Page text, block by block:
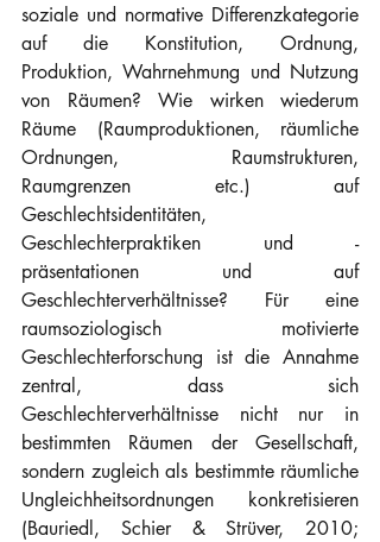
soziale und normative Differenzkategorie
auf die Konstitution, Ordnung,
Produktion, Wahrnehmung und Nutzung
von Räumen? Wie wirken wiederum
Räume (Raumproduktionen, räumliche
Ordnungen, Raumstrukturen,
Raumgrenzen etc.) auf
Geschlechtsidentitäten,
Geschlechterpraktiken und -
präsentationen und auf
Geschlechterverhältnisse? Für eine
raumsoziologisch motivierte
Geschlechterforschung ist die Annahme
zentral, dass sich
Geschlechterverhältnisse nicht nur in
bestimmten Räumen der Gesellschaft,
sondern zugleich als bestimmte räumliche
Ungleichheitsordnungen konkretisieren
(Bauriedl, Schier & Strüver, 2010;